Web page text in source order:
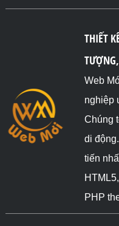
THIẾT
Web
nghiệp
Chúng
di
tiến
PHP